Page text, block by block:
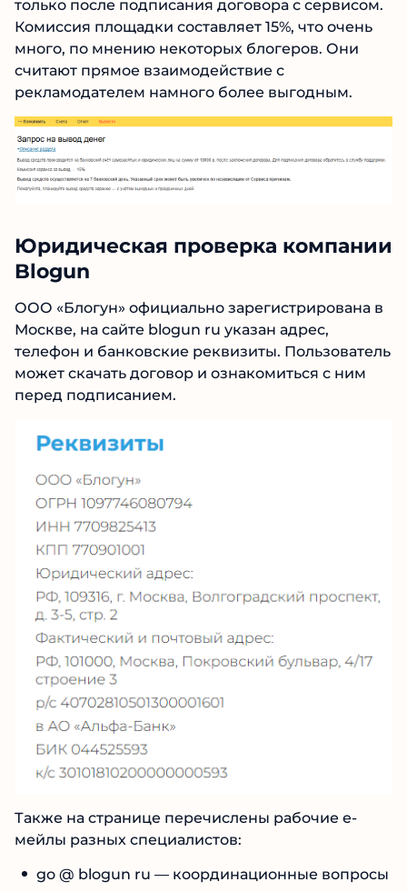
тыс. руб. Получить средства можно только на
банковский счет самозанятого. Его добавляют
только после подписания договора с
сервисом. Комиссия площадки составляет 15%,
что очень много, по мнению некоторых
блогеров. Они считают прямое
взаимодействие с рекламодателем намного
более выгодным.
Юридическая проверка
компании Blogun
ООО «Блогун» официально зарегистрирована
в Москве, на сайте blogun ru указан адрес,
Пользователь может скачать договор и
ознакомиться с ним перед подписанием.
мейлы разных специалистов:
№1 В РЕЙТИНГЕ
Samorph 4.9